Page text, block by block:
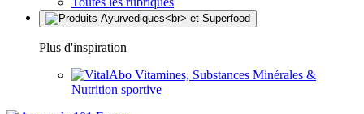
Plus d'inspiration
Vitamines, Substances Minérales &
Nutrition sportive